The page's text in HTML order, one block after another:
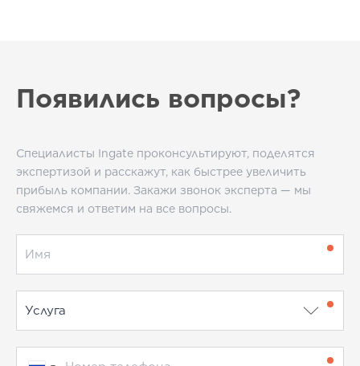
Появились вопросы?
Специалисты Ingate проконсультируют, поделятся
экспертизой и расскажут, как быстрее увеличить
прибыль компании. Закажи звонок эксперта — мы
свяжемся и ответим на все вопросы.